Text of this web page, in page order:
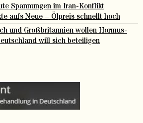
Spannungen im Iran-Konflikt
aufs Neue – Ölpreis schnellt hoch
und Großbritannien wollen Hormus-
will sich beteiligen